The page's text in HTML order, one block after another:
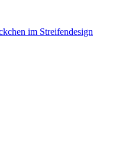
im Streifendesign